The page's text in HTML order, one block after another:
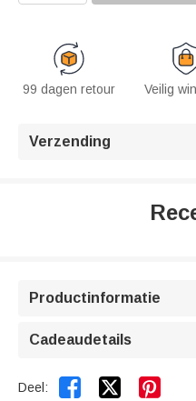
99 dagen retour Veilig
Verzending
Productinformatie
Cadeaudetails
Deel:  